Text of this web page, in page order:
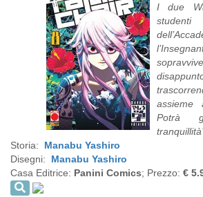
I due
assieme
Potrà
Storia: Manabu Yashiro
Disegni: Manabu Yashiro
Casa Editrice: Panini Comics; Prezzo: €